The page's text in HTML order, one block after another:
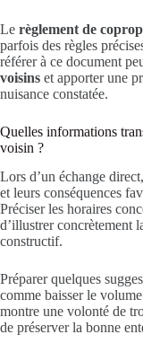
Le règlement de
parfois des règles
référer à ce document
voisins et apporter une
nuisance constatée.
Quelles informations
voisin ?
Lors d’un échange
et leurs conséquences
Préciser les horaires
d’illustrer concrètement
constructif.
Préparer quelques
comme baisser le
montre une volonté de
de préserver la bonne